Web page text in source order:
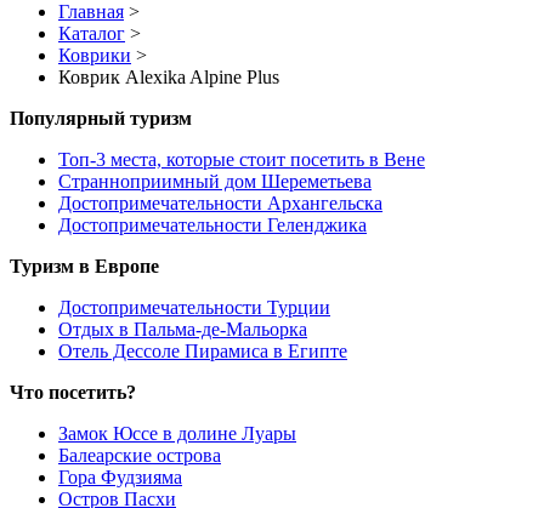
Главная >
Каталог >
Коврики >
Коврик Alexika Alpine Plus
Популярный туризм
Топ-3 места, которые стоит посетить в Вене
Странноприимный дом Шереметьева
Достопримечательности Архангельска
Достопримечательности Геленджика
Туризм в Европе
Достопримечательности Турции
Отдых в Пальма-де-Мальорка
Отель Дессоле Пирамиса в Египте
Что посетить?
Замок Юссе в долине Луары
Балеарские острова
Гора Фудзияма
Остров Пасхи